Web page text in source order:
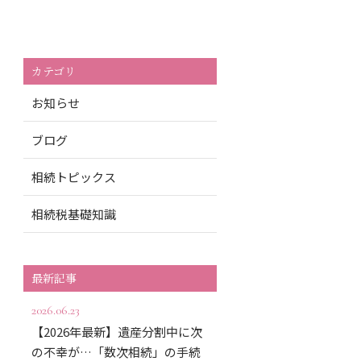
カテゴリ
お知らせ
ブログ
相続トピックス
相続税基礎知識
最新記事
2026.06.23
【2026年最新】遺産分割中に次
の不幸が…「数次相続」の手続